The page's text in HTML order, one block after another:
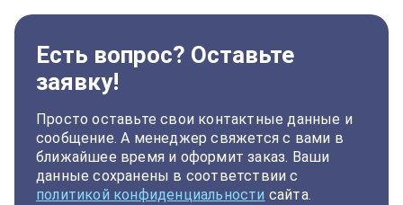
Есть вопрос? Оставьте
заявку!
Просто оставьте свои контактные данные и
сообщение. А менеджер свяжется с вами в
ближайшее время и оформит заказ. Ваши
данные сохранены в соответствии с
политикой конфиденциальности сайта.